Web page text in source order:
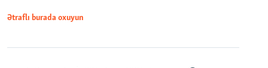
Ətraflı burada oxuyun